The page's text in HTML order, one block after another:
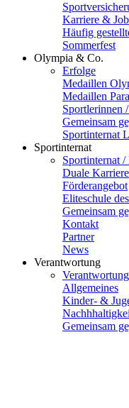
Karriere &
Häufig
Sommerfest
Olympia & Co.
Erfolge
Medaillen
Medaillen
Sportlerinnen
Gemeinsam
Sportinternat
Sportinternat
Sportinternat
Duale Karriere
Förderangebot
Eliteschule
Gemeinsam
Kontakt
Partner
News
Verantwortung
Verantwortung
Allgemeines
Kinder- &
Gemeinsam